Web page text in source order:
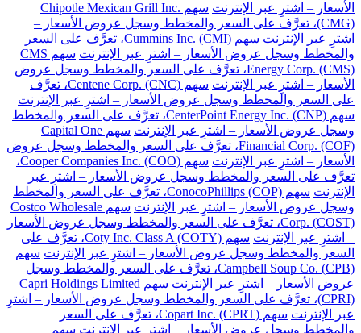
الأسعار – اشترِ عبر الإنترنت
سهم Chipotle Mexican Grill Inc.
(CMG)، تعرَّف على السعر والمخطط وسجل عروض الأسعار –
اشترِ عبر الإنترنت
سهم Cummins Inc. (CMI)، تعرَّف على السعر
والمخطط وسجل عروض الأسعار – اشترِ عبر الإنترنت
سهم CMS
Energy Corp. (CMS)، تعرَّف على السعر والمخطط وسجل عروض
الأسعار – اشترِ عبر الإنترنت
سهم Centene Corp. (CNC)، تعرَّف
على السعر والمخطط وسجل عروض الأسعار – اشترِ عبر الإنترنت
سهم CenterPoint Energy Inc. (CNP)، تعرَّف على السعر والمخطط
وسجل عروض الأسعار – اشترِ عبر الإنترنت
سهم Capital One
Financial Corp. (COF)، تعرَّف على السعر والمخطط وسجل عروض
الأسعار – اشترِ عبر الإنترنت
سهم Cooper Companies Inc. (COO)،
تعرَّف على السعر والمخطط وسجل عروض الأسعار – اشترِ عبر
الإنترنت
سهم ConocoPhillips (COP)، تعرَّف على السعر والمخطط
وسجل عروض الأسعار – اشترِ عبر الإنترنت
سهم Costco Wholesale
Corp. (COST)، تعرَّف على السعر والمخطط وسجل عروض الأسعار
– اشترِ عبر الإنترنت
سهم Coty Inc. Class A (COTY)، تعرَّف على
السعر والمخطط وسجل عروض الأسعار – اشترِ عبر الإنترنت سهم
Campbell Soup Co. (CPB)، تعرَّف على السعر والمخطط وسجل
عروض الأسعار – اشترِ عبر الإنترنت
سهم Capri Holdings Limited
(CPRI)، تعرَّف على السعر والمخطط وسجل عروض الأسعار – اشترِ
عبر الإنترنت
سهم Copart Inc. (CPRT)، تعرَّف على السعر
والمخطط وسجل عروض الأسعار – اشترِ عبر الإنترنت سهم